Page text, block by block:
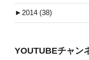
► 2014 (38)
YOUTUBEチャン